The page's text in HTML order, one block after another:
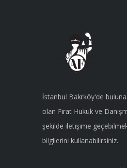
İstanbul Bakrköy'de
olan Fırat Hukuk ve
şekilde iletişime
bilgilerini kullanabilirsiniz.